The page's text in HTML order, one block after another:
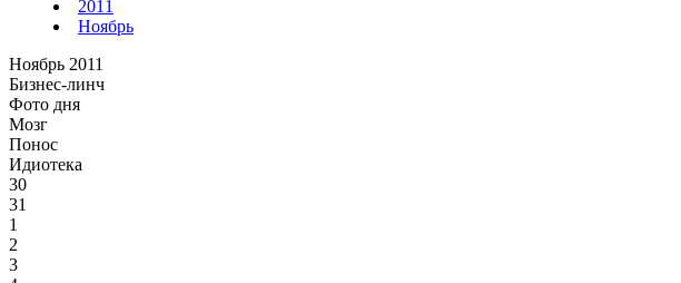
2011
Ноябрь
Ноябрь 2011
Бизнес-линч
Фото дня
Мозг
Понос
Идиотека
30
31
1
2
3